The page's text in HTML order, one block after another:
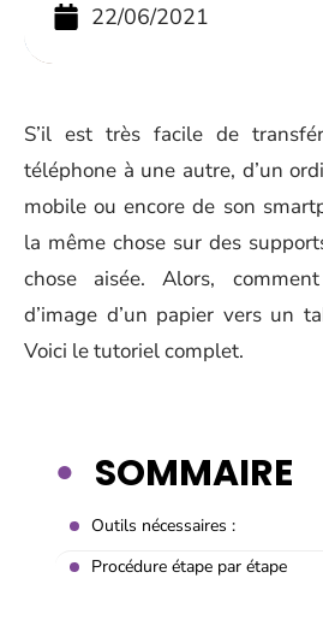
22/06/2021
S’il est très facile de
téléphone à une autre, d’un
mobile ou encore de son
la même chose sur des
chose aisée. Alors,
d’image d’un papier vers un
Voici le tutoriel complet.
SOMMAIRE
Outils nécessaires :
Procédure étape par étape